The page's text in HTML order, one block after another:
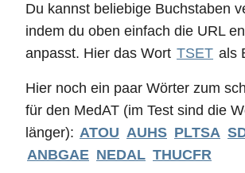
Du kannst beliebige Buchstaben
indem du oben einfach die URL
anpasst. Hier das Wort TSET als
Hier noch ein paar Wörter zum
für den MedAT (im Test sind die
länger): ATOU AUHS PLTSA
ANBGAE NEDAL THUCFR